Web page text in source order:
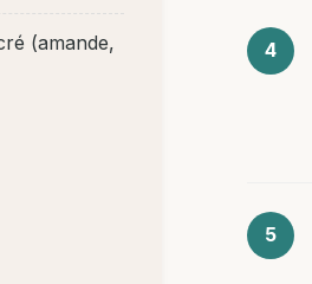
(amande,